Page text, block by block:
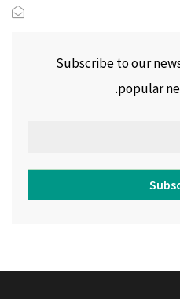
Subscribe to our
popular